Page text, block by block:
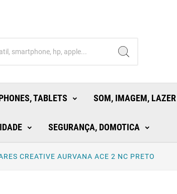
TABLETS SOM, IMAGEM, LAZER
SEGURANÇA, DOMOTICA
CREATIVE AURVANA ACE 2 NC PRETO